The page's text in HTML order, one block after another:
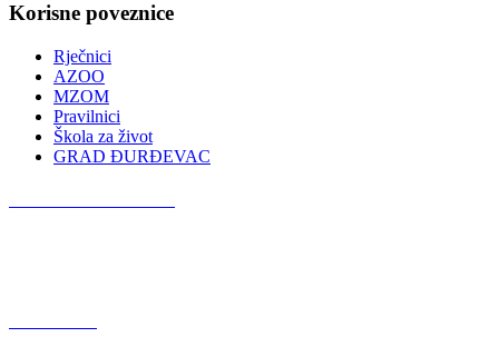
Korisne poveznice
Rječnici
AZOO
MZOM
Pravilnici
Škola za život
GRAD ĐURĐEVAC